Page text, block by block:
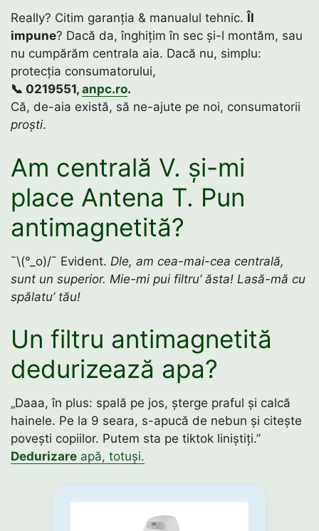
Really? Citim garanția & manualul tehnic. Îl
impune? Dacă da, înghițim în sec și-l montăm, sau
nu cumpărăm centrala aia. Dacă nu, simplu:
protecția consumatorului,
📞 0219551, anpc.ro.
Că, de-aia există, să ne-ajute pe noi, consumatorii
proști.
Am centrală V. și-mi
place Antena T. Pun
antimagnetită?
¯\(°_o)/¯ Evident. Dle, am cea-mai-cea centrală,
sunt un superior. Mie-mi pui filtru’ ăsta! Lasă-mă cu
spălatu’ tău!
Un filtru antimagnetită
dedurizează apa?
„Daaa, în plus: spală pe jos, șterge praful și calcă
hainele. Pe la 9 seara, s-apucă de nebun și citește
povești copiilor. Putem sta pe tiktok liniștiți.”
Dedurizare apă, totuși.